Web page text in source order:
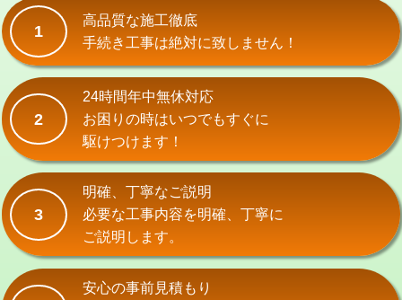
式・ワンホール）)
交換・取付(排水栓・排水トラップ
（P/S/ポップアップ））
22,000円+材料費
交換・取付（その他部品）
持込商品取付（単水栓）
持込商品取付（混合水栓） 16,500円
持込商品取付（浄水器・分岐水栓） 16,500円
給水管工事※（ホール加工)
給水管工事※（バンド止め)
1
高品質な施工徹底
手続き工事は絶対に致しません！
2
24時間年中無休対応
お困りの時はいつでもすぐに
駆けつけます！
3
明確、丁寧なご説明
必要な工事内容を明確、丁寧に
ご説明します。
安心の事前見積もり